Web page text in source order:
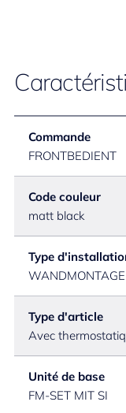
Commande
FRONTBEDIENT
Code couleur
matt black
Type
WANDMONTAGE
Type d'article
Avec
Unité de base
FM-SET MIT SI